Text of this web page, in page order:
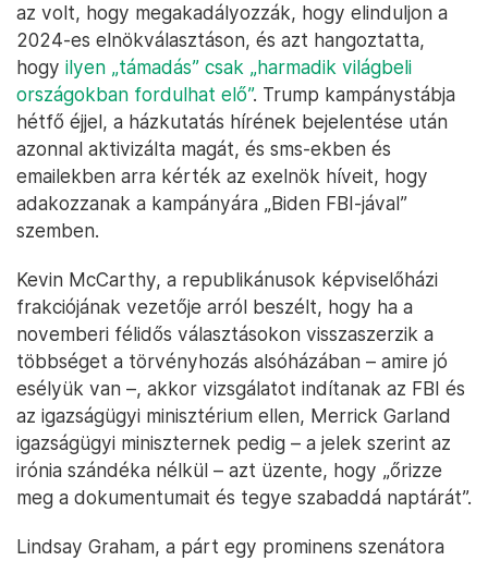
az volt, hogy megakadályozzák, hogy elinduljon a
2024-es elnökválasztáson, és azt hangoztatta,
hogy ilyen „támadás” csak „harmadik világbeli
országokban fordulhat elő”. Trump kampánystábja
hétfő éjjel, a házkutatás hírének bejelentése után
azonnal aktivizálta magát, és sms-ekben és
emailekben arra kérték az exelnök híveit, hogy
adakozzanak a kampányára „Biden FBI-jával”
szemben.
Kevin McCarthy, a republikánusok képviselőházi
frakciójának vezetője arról beszélt, hogy ha a
novemberi félidős választásokon visszaszerzik a
többséget a törvényhozás alsóházában – amire jó
esélyük van –, akkor vizsgálatot indítanak az FBI és
az igazságügyi minisztérium ellen, Merrick Garland
igazságügyi miniszternek pedig – a jelek szerint az
irónia szándéka nélkül – azt üzente, hogy „őrizze
meg a dokumentumait és tegye szabaddá naptárát”.
Lindsay Graham, a párt egy prominens szenátora